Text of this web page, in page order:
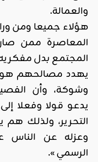
والعمالة.
هؤلاء جميعا ومن
المعاصرة ممن
المجتمع بدل
يهدد مصالحهم هو
وشوكة، وأن
يدعو قولا وفعلا
التحرير، ولذلك
وعزله عن الناس
الرسمي ».